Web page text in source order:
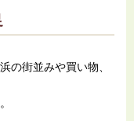
の街並みや買い物、